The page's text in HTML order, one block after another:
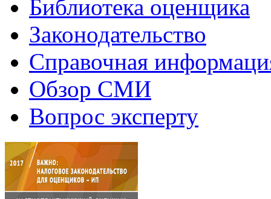
Библиотека оценщика
Законодательство
Справочная
Обзор СМИ
Вопрос эксперту